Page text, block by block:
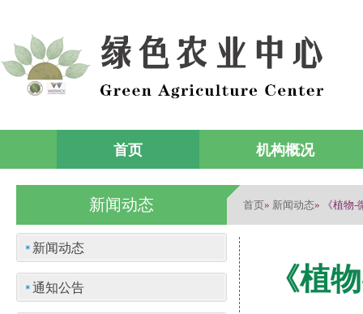
首页 机构概况
新闻动态 首页» 新闻动态» 《植物-
新闻动态
通知公告 《植